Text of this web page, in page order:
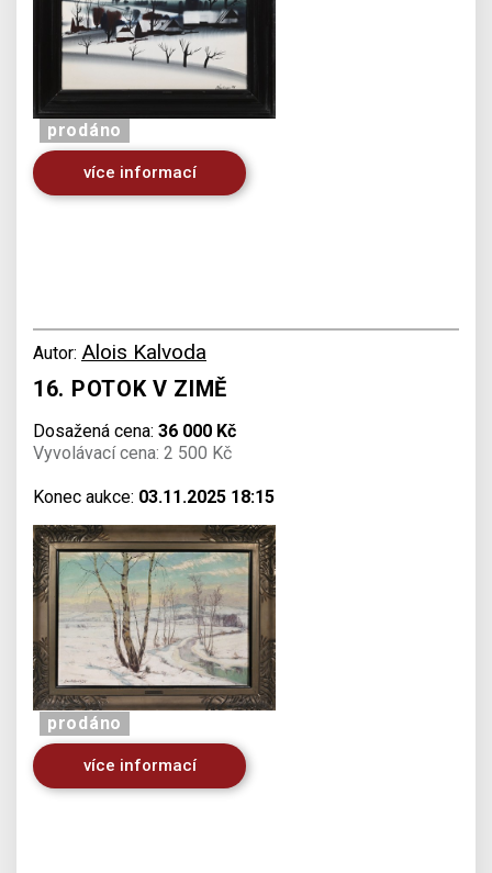
prodáno
více informací
Autor: Alois Kalvoda
16. POTOK V ZIMĚ
Dosažená cena: 36 000 Kč
Vyvolávací cena: 2 500 Kč
Konec aukce: 03.11.2025 18:15
prodáno
více informací